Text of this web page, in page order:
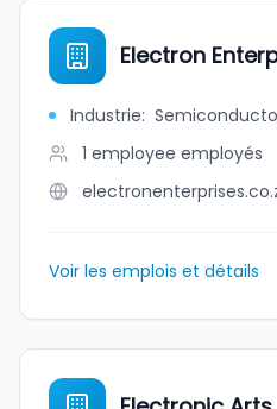
Electron
Industrie:
1 employee employés
Voir les emplois et détails